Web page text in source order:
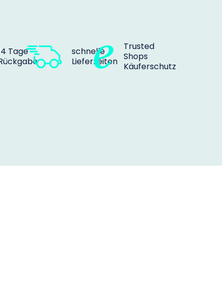
Tage
schnelle
Lieferzeiten
Trusted
Shops
Käuferschutz